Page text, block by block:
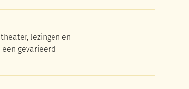
lezingen en
gevarieerd